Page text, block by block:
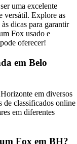
uma excelente
versátil. Explore as
dicas para garantir
Fox usado e
oferecer!
em Belo
em diversos
de classificados online
em diferentes
Fox em BH?